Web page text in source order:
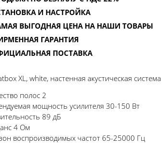
И НАСТРОЙКА
ВЫГОДНАЯ ЦЕНА НА НАШИ ТОВАРЫ
ГАРАНТИЯ
ПОСТАВКА
XL, white, настенная акустическая система
полос 2
мощность усилителя 30-150 Вт
89 дБ
4 Ом
воспроизводимых частот 65-25000 Гц